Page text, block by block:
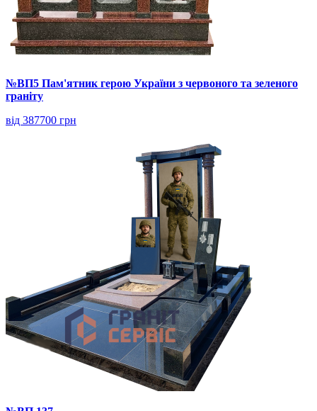
№ВП5 Пам'ятник герою України з червоного та зеленого
граніту
від 387700 грн